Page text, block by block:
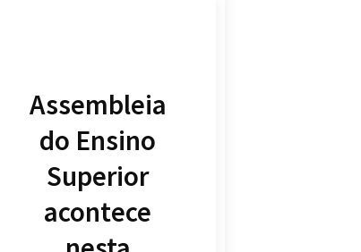
Assembleia
do Ensino
Superior
acontece